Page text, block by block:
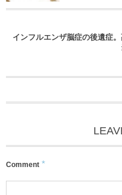
インフルエンザ脳症の後遺症
Comment *